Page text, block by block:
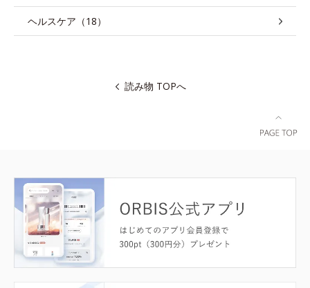
ヘルスケア（18）
読み物 TOPへ